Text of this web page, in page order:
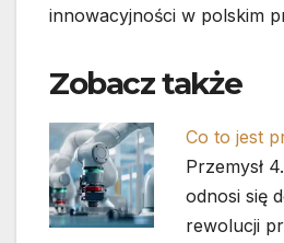
innowacyjności w polskim
Zobacz także
Co to jest
Przemysł
odnosi się
rewolucji